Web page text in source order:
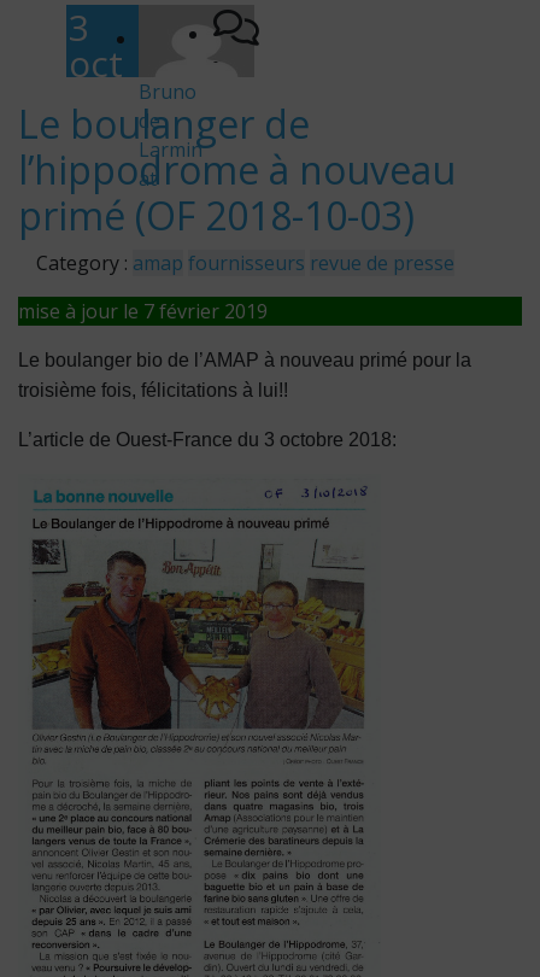
3
oct
obr
e
201
8
Bruno
de
Larmin
at
-
Le boulanger de
l’hippodrome à nouveau
primé (OF 2018-10-03)
Category : amap fournisseurs revue de presse
mise à jour le 7 février 2019
Le boulanger bio de l’AMAP à nouveau primé pour la
troisième fois, félicitations à lui!!
L’article de Ouest-France du 3 octobre 2018: